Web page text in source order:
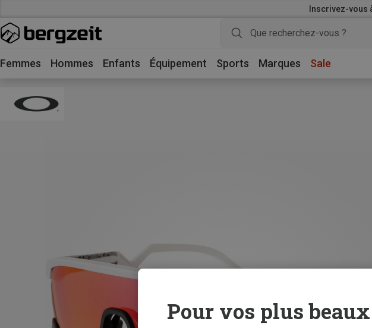
Inscrivez-vous
Femmes Hommes Enfants Équipement Sports Marques Sale
Pour vos plus